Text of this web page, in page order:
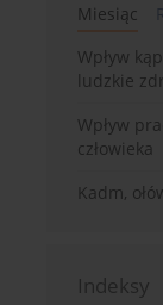
Miesiąc
Wpływ
ludzkie
Wpływ
człowieka
Kadm,
Indeksy